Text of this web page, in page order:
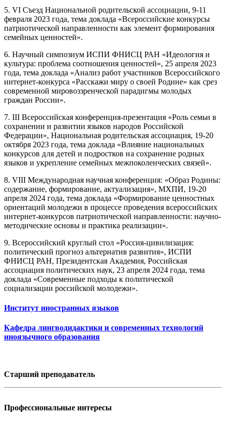
5. VI Съезд Национальной родительской ассоциации, 9-11
февраля 2023 года, тема доклада «Всероссийские конкурсы
патриотической направленности как элемент формирования
семейных ценностей».
6. Научный симпозиум ИСПИ ФНИСЦ РАН «Идеология и
культура: проблема соотношения ценностей», 25 апреля 2023
года, тема доклада «Анализ работ участников Всероссийского
интернет-конкурса «Расскажи миру о своей Родине» как срез
современной мировоззренческой парадигмы молодых
граждан России».
7. III Всероссийская конференция-презентация «Роль семьи в
сохранении и развитии языков народов Российской
Федерации», Национальная родительская ассоциация, 19-20
октября 2023 года, тема доклада «Влияние национальных
конкурсов д ля д етей и подростков н а сохранение родных
языков и укрепление семейных межпоколенческих связей».
8. VIII Международная научная конференция: «Образ Родины:
содержание, формирование, актуализация», МХПИ, 19-20
апреля 2024 года, тема доклада «Формирование ценностных
ориентаций молодежи в процессе проведения всероссийских
интернет-конкурсов патриотической направленности: научно-
методические основы и практика реализации».
9. Всероссийский круглый стол «Россия-цивилизация:
политический прогноз альтернатив развития», ИСПИ
ФНИСЦ РАН, Президентская Академия, Российская
ассоциация политических наук, 23 апреля 2024 года, тема
доклада «Современные подходы к политической
социализации российской молодежи».
Институт иностранных языков
Кафедра лингводидактики и современных технологий
иноязычного образования
Старший преподаватель
Профессиональные интересы